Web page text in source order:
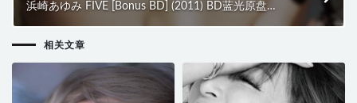
浜崎あゆみ FIVE [Bonus BD] (2011) BD蓝光原盘
相关文章